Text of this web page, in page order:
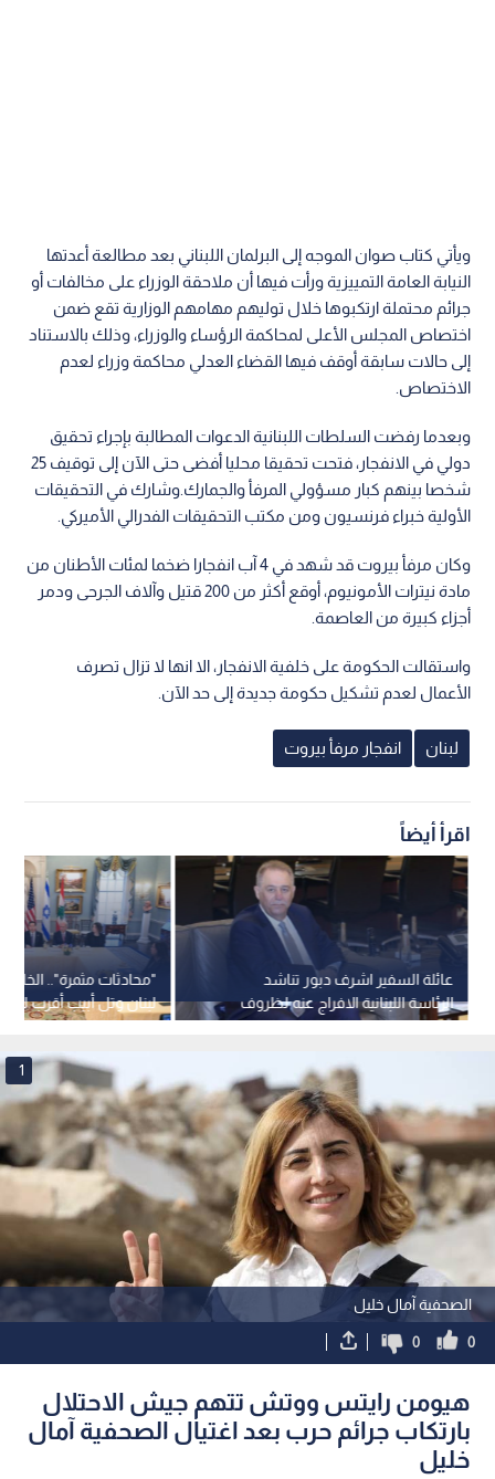
ويأتي كتاب صوان الموجه إلى البرلمان اللبناني بعد مطالعة أعدتها
النيابة العامة التمييزية ورأت فيها أن ملاحقة الوزراء على مخالفات أو
جرائم محتملة ارتكبوها خلال توليهم مهامهم الوزارية تقع ضمن
اختصاص المجلس الأعلى لمحاكمة الرؤساء والوزراء، وذلك بالاستناد
إلى حالات سابقة أوقف فيها القضاء العدلي محاكمة وزراء لعدم
الاختصاص.
وبعدما رفضت السلطات اللبنانية الدعوات المطالبة بإجراء تحقيق
دولي في الانفجار، فتحت تحقيقا محليا أفضى حتى الآن إلى توقيف 25
شخصا بينهم كبار مسؤولي المرفأ والجمارك.وشارك في التحقيقات
الأولية خبراء فرنسيون ومن مكتب التحقيقات الفدرالي الأميركي.
وكان مرفأ بيروت قد شهد في 4 آب انفجارا ضخما لمئات الأطنان من
مادة نيترات الأمونيوم، أوقع أكثر من 200 قتيل وآلاف الجرحى ودمر
أجزاء كبيرة من العاصمة.
واستقالت الحكومة على خلفية الانفجار، الا انها لا تزال تصرف
الأعمال لعدم تشكيل حكومة جديدة إلى حد الآن.
لبنان انفجار مرفأ بيروت
اقرأ أيضاً
"محادثات مثمرة"..
لبنان وتل أبيب أقرب
"المناطق التجريبية"
عائلة السفير اشرف دبور تناشد
الرئاسة اللبنانية الافراج عنه لظروف
صحية حرجة
الصحفية آمال خليل
1
0
0
هيومن رايتس ووتش تتهم جيش الاحتلال
بارتكاب جرائم حرب بعد اغتيال الصحفية آمال
خليل